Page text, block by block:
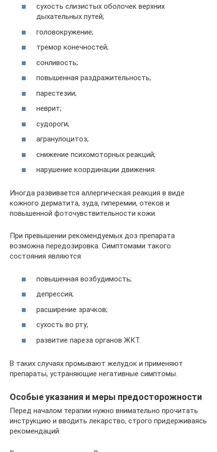
сухость слизистых оболочек верхних
дыхательных путей;
головокружение;
тремор конечностей;
сонливость;
повышенная раздражительность;
парестезии;
неврит;
судороги;
агранулоцитоз;
снижение психомоторных реакций;
нарушение координации движения.
Иногда развивается аллергическая реакция в виде
кожного дерматита, зуда, гиперемии, отеков и
повышенной фоточувствительности кожи.
При превышении рекомендуемых доз препарата
возможна передозировка. Симптомами такого
состояния являются:
повышенная возбудимость;
депрессия;
расширение зрачков;
сухость во рту;
развитие пареза органов ЖКТ.
В таких случаях промывают желудок и применяют
препараты, устраняющие негативные симптомы.
Особые указания и меры предосторожности
Перед началом терапии нужно внимательно прочитать
инструкцию и вводить лекарство, строго придерживаясь
рекомендаций.